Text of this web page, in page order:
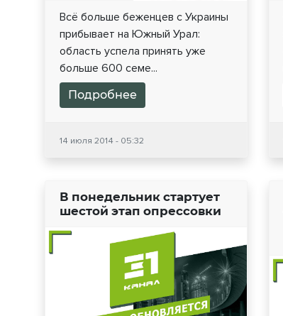
Всё больше беженцев с Украины
прибывает на Южный Урал:
область успела принять уже
больше 600 семе...
Подробнее
14 июля 2014 - 05:32
В понедельник стартует
шестой этап опрессовки